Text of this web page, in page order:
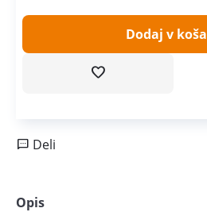
Dodaj v
Deli
Opis